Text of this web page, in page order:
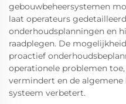
gebouwbeheersystemen
laat operateurs
onderhoudsplanningen en
raadplegen. De
proactief
operationele problemen
vermindert en de
systeem verbetert.